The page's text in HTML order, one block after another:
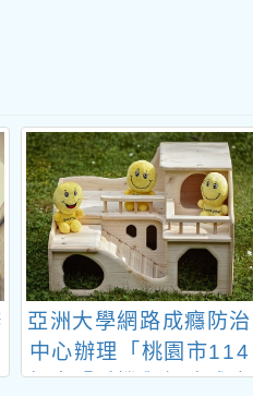
亞洲大學網路成癮防治
中心辦理「桃園市114
年度『手機與網路成癮